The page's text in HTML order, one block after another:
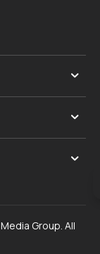
Group. All